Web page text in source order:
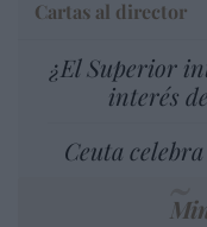
Cartas al director
¿El Superior
interés
Ceuta